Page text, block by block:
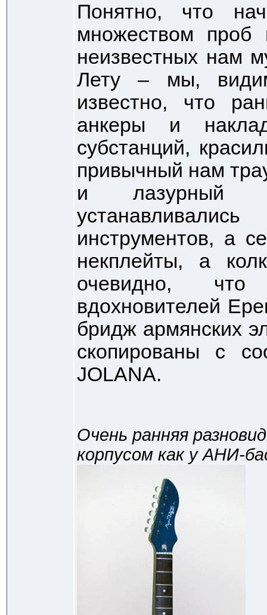
Понятно, что
множеством проб
неизвестных нам
Лету – мы,
известно, что
анкеры и
субстанций,
привычный нам
и лазурный
инструментов, а
некплейты, а
очевидно,
вдохновителей
бридж армянских
скопированы с
JOLANA.
Очень ранняя
корпусом как у АНИ-